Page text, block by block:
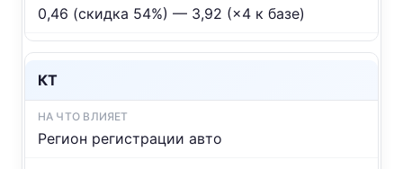
0,46 (скидка 54%) — 3,92 (×4 к базе)
КТ
Регион регистрации авто